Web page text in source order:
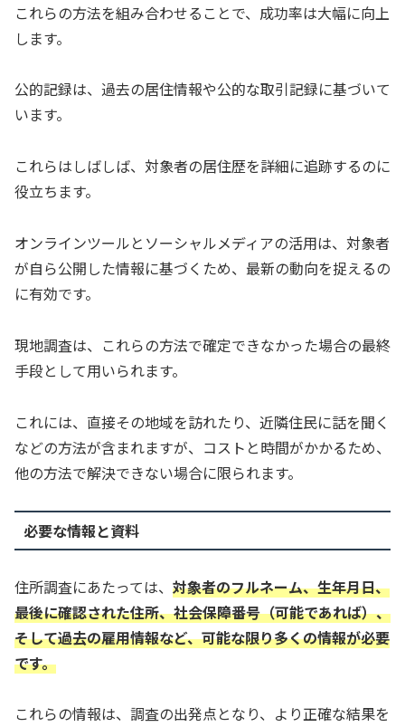
これらの方法を組み合わせることで、成功率は大幅に向上
します。
公的記録は、過去の居住情報や公的な取引記録に基づいて
います。
これらはしばしば、対象者の居住歴を詳細に追跡するのに
役立ちます。
オンラインツールとソーシャルメディアの活用は、対象者
が自ら公開した情報に基づくため、最新の動向を捉えるの
に有効です。
現地調査は、これらの方法で確定できなかった場合の最終
手段として用いられます。
これには、直接その地域を訪れたり、近隣住民に話を聞く
などの方法が含まれますが、コストと時間がかかるため、
他の方法で解決できない場合に限られます。
必要な情報と資料
住所調査にあたっては、 対象者のフルネーム、生年月日、
最後に確認された住所、社会保障番号（可能であれば）、
そして過去の雇用情報など、可能な限り多くの情報が必要
です。
これらの情報は、調査の出発点となり、より正確な結果を